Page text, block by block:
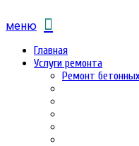
меню
Главная
Услуги ремонта
Ремонт